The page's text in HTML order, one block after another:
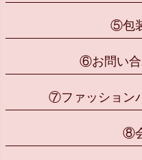
⑤包
⑥お問い合
⑦ファッション
⑧